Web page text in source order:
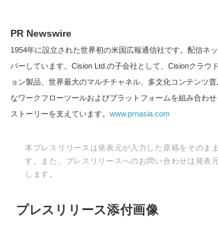
PR Newswire
1954年に設立された世界初の米国広報通信社です。配信ネ
バーしています。Cision Ltd.の子会社として、Cisionクラウ
ョン製品、世界最大のマルチチャネル、多文化コンテンツ
なワークフローツールおよびプラットフォームを組み合わ
ストーリーを支えています。 www.prnasia.com
本プレスリリースは発表元が入力した原稿をそのま
す。また、プレスリリースへのお問い合わせは発表
します。
プレスリリース添付画像